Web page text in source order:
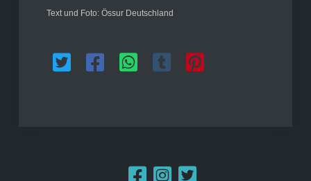
Text und Foto: Össur Deutschland